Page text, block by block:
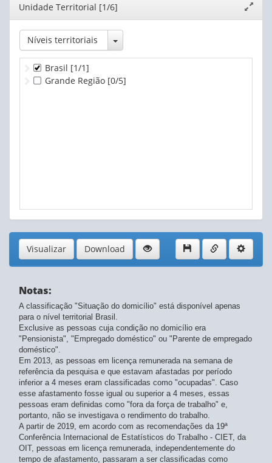
Editor
janela
Unidade Territorial [1/6]
Níveis territoriais Toggle Dropdown
Brasil [1/1]
Grande Região [0/5]
Visualizar Download
Notas:
A classificação "Situação do domicílio" está disponível apenas
para o nível territorial Brasil.
Exclusive as pessoas cuja condição no domicílio era
"Pensionista", "Empregado doméstico" ou "Parente de empregado
doméstico".
Em 2013, as pessoas em licença remunerada na semana de
referência da pesquisa e que estavam afastadas por período
inferior a 4 meses eram classificadas como "ocupadas". Caso
esse afastamento fosse igual ou superior a 4 meses, essas
pessoas eram definidas como "fora da força de trabalho" e,
portanto, não se investigava o rendimento do trabalho.
A partir de 2019, em acordo com as recomendações da 19ª
Conferência Internacional de Estatísticos do Trabalho - CIET, da
OIT, pessoas em licença remunerada, independentemente do
tempo de afastamento, passaram a ser classificadas como